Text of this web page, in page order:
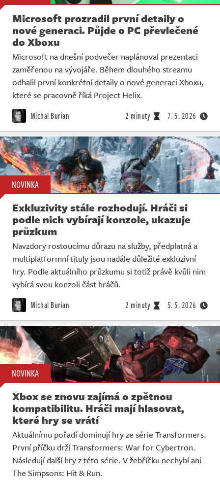
Microsoft prozradil první detaily o
nové generaci. Půjde o PC převlečené
do Xboxu
Microsoft na dnešní podvečer naplánoval prezentaci
zaměřenou na vývojáře. Během dlouhého streamu
odhalil první konkrétní detaily o nové generaci Xboxu,
které se pracovně říká Project Helix.
Michal Burian 2 minuty 7. 5. 2026
NOVINKA
Exkluzivity stále rozhodují. Hráči si
podle nich vybírají konzole, ukazuje
průzkum
Navzdory rostoucímu důrazu na služby, předplatná a
multiplatformní tituly jsou nadále důležité exkluzivní
hry. Podle aktuálního průzkumu si totiž právě kvůli nim
vybírá svou konzoli část hráčů.
Michal Burian 2 minuty 5. 5. 2026
NOVINKA
Xbox se znovu zajímá o zpětnou
kompatibilitu. Hráči mají hlasovat,
které hry se vrátí
Aktuálnímu pořadí dominují hry ze série Transformers.
První příčku drží Transformers: War for Cybertron.
Následují další hry z této série. V žebříčku nechybí ani
The Simpsons: Hit & Run.